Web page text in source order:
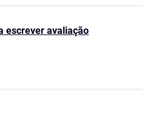
escrever avaliação